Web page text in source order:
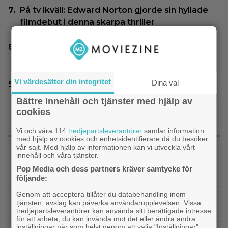
På tv ikväll: Edward Norton gjorde sin hyllade
filmdebut i denna skarpa thriller
På tv ikväll: En av Nolans bästa filmer fyller 20
– gick nästan till en annan regissör
Dwayne Johnson försvarar ”Vaiana” efter
sågningarna: ”Sånt händer”
SENASTE NYTT
HBO Max
bästa roll i ”fullkomligt lysande” drama från 2013
Streamingtips|Kvällens tv-tips: Du kan inte ana
vem som är mördaren i ”Beck” nummer 20
Vi värdesätter din integritet Dina val
Bättre innehåll och tjänster med hjälp av
cookies
Vi och våra 114tredjepartsleverantörer samlar information
med hjälp av cookies och enhetsidentifierare då du besöker
vår sajt. Med hjälp av informationen kan vi utveckla vårt
innehåll och våra tjänster.
Pop Media och dess partners kräver samtycke för
följande:
Genom att acceptera tillåter du databehandling inom
tjänsten, avslag kan påverka användarupplevelsen. Vissa
tredjepartsleverantörer kan använda sitt berättigade intresse
för att arbeta, du kan invända mot det eller ändra andra